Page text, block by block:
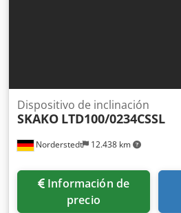
Norderstedt 12.438 km
Dispositivo de inclinación
SKAKO LTD100/0234CSSL
Información de
precio